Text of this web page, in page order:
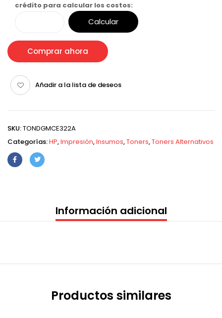
crédito para calcular los costos:
Calcular
Comprar ahora
Añadir a la lista de deseos
SKU:TONDGMCE322A
Categorías:HP,Impresión,Insumos,Toners,Toners Alternativos
Información adicional
Productos similares